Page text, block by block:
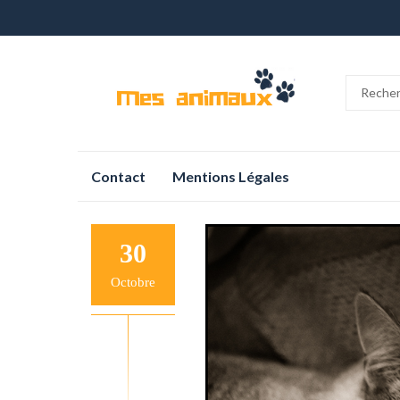
Contact Mentions Légales
30
Octobre